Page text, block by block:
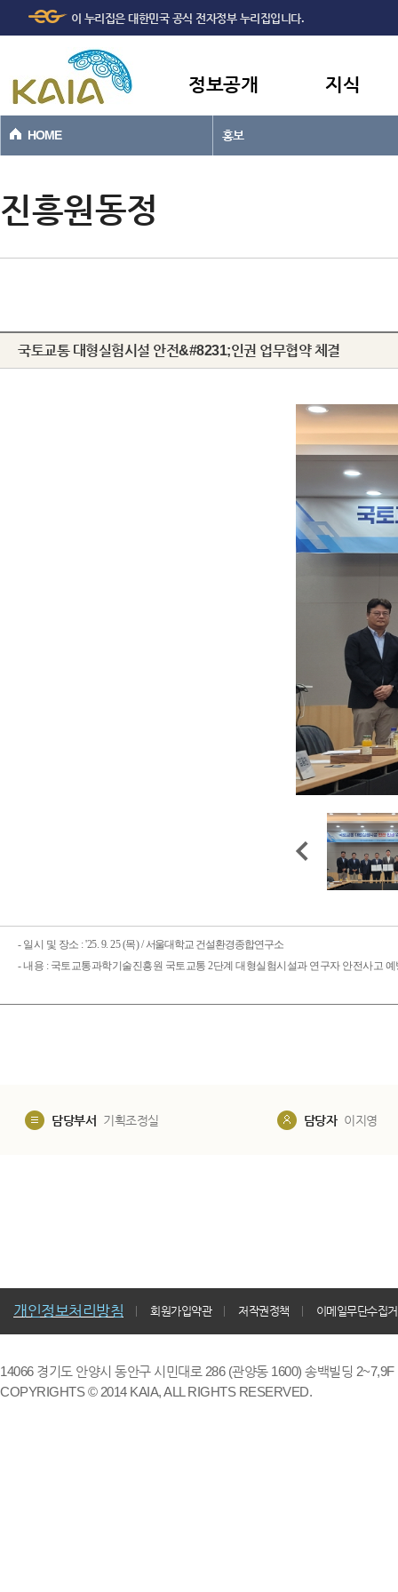
본문바로가기
이 누리집은 대한민국 공식 전자정부 누리집입니다.
정보공개 지식
HOME 홍보
진흥원동정
국토교통 대형실험시설 안전&#8231;인권 업무협약 체결
- 일시 및 장소 : '25. 9. 25 (목) /서울대학교 건설환경종합연구소
- 내용 : 국토교통과학기술진흥원 국토교통 2단계 대형실험시설과 연구자 안전사고
담당부서 기획조정실 담당자 이지영
개인정보처리방침 회원가입약관 저작권정책 이메일무단수집
14066 경기도 안양시 동안구 시민대로 286 (관양동 1600) 송백빌딩
COPYRIGHTS © 2014 KAIA, ALL RIGHTS RESERVED.